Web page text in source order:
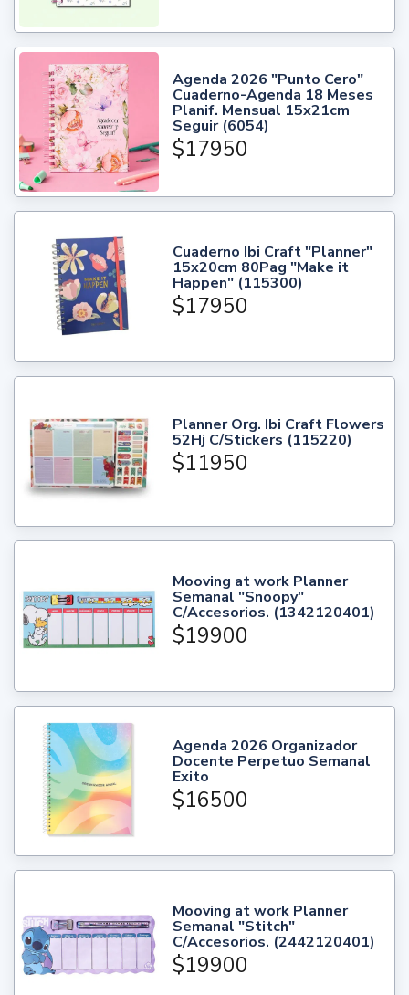
Agenda 2026 "Punto Cero"
Cuaderno-Agenda 18 Meses
Planif. Mensual 15x21cm
Seguir (6054)
$17950
Cuaderno Ibi Craft "Planner"
15x20cm 80Pag "Make it
Happen" (115300)
$17950
Planner Org. Ibi Craft Flowers
52Hj C/Stickers (115220)
$11950
Mooving at work Planner
Semanal "Snoopy"
C/Accesorios. (1342120401)
$19900
Agenda 2026 Organizador
Docente Perpetuo Semanal
Exito
$16500
Mooving at work Planner
Semanal "Stitch"
C/Accesorios. (2442120401)
$19900